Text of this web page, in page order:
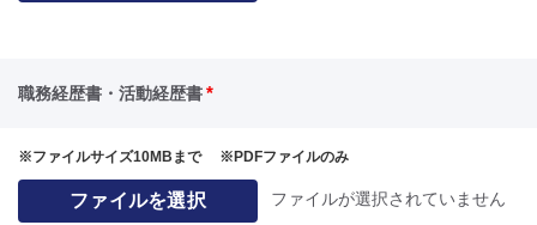
職務経歴書・活動経歴書*
※ファイルサイズ10MBまで ※PDFファイルのみ
ファイルを選択 ファイルが選択されていません